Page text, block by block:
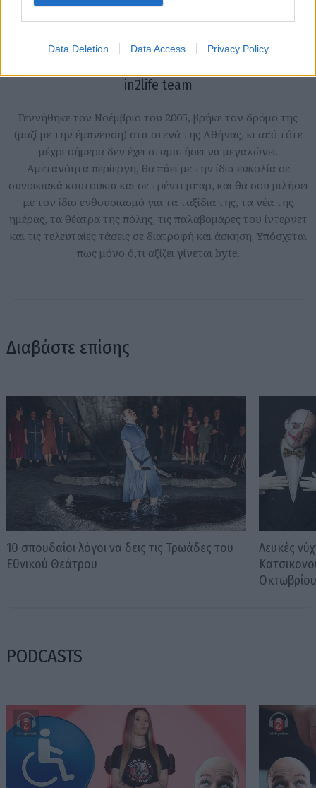
Data Deletion Data Access Privacy Policy
in2life team
Γεννήθηκε τον Νοέμβριο του 2005, βρήκε τον δρόμο της
(μαζί με την έμπνευση) στα στενά της Αθήνας, κι από τότε
μέχρι σήμερα δεν έχει σταματήσει να μεγαλώνει.
Αμετανόητα περίεργη, θα πάει με την ίδια ευκολία σε
συνοικιακά κουτούκια και σε τρέντι μπαρ, και θα σου μιλήσει
με τον ίδιο ενθουσιασμό για τα ταξίδια της, τα νέα της
ημέρας, τα θέατρα της πόλης, τις παλαβομάρες του ίντερνετ
και τις τελευταίες τάσεις σε διατροφή και άσκηση. Υπόσχεται
πως μόνο ό,τι αξίζει γίνεται byte.
Διαβάστε επίσης
10 σπουδαίοι λόγοι να δεις τις Τρωάδες του
Εθνικού Θεάτρου
Λευκές
PODCASTS